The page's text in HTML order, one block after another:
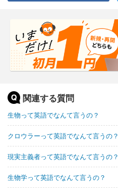
関連する質問
生物って英語でなんて言うの？
クロウラーって英語でなんて言うの？
現実主義者って英語でなんて言うの？
生物学って英語でなんて言うの？